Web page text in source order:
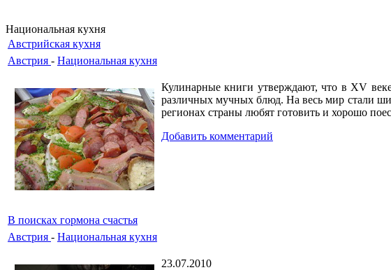
Национальная кухня
Австрийская кухня
Австрия - Национальная кухня
Кулинарные книги утверждают, что в XV
различных мучных блюд. На весь мир стали
регионах страны любят готовить и хорошо
Добавить комментарий
В поисках гормона счастья
Австрия - Национальная кухня
23.07.2010